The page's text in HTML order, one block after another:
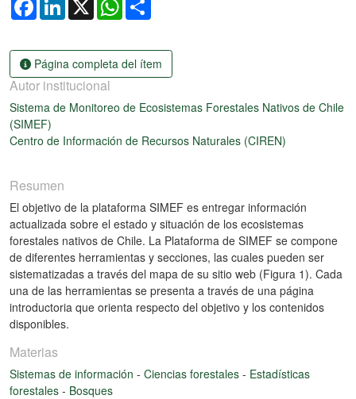
Página completa del ítem
Autor institucional
Sistema de Monitoreo de Ecosistemas Forestales Nativos de Chile
(SIMEF)
Centro de Información de Recursos Naturales (CIREN)
Resumen
El objetivo de la plataforma SIMEF es entregar información
actualizada sobre el estado y situación de los ecosistemas
forestales nativos de Chile. La Plataforma de SIMEF se compone
de diferentes herramientas y secciones, las cuales pueden ser
sistematizadas a través del mapa de su sitio web (Figura 1). Cada
una de las herramientas se presenta a través de una página
introductoria que orienta respecto del objetivo y los contenidos
disponibles.
Materias
Sistemas de información - Ciencias forestales - Estadísticas
forestales - Bosques